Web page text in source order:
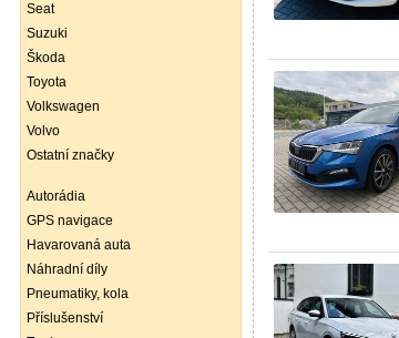
Seat
Suzuki
Škoda
Toyota
Volkswagen
Volvo
Ostatní značky
Autorádia
GPS navigace
Havarovaná auta
Náhradní díly
Pneumatiky, kola
Příslušenství